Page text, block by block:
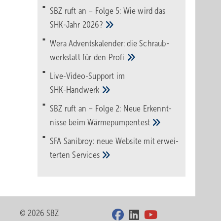
SBZ ruft an – Folge 5: Wie wird das
SHK-Jahr 2026?
Wera Adventskalender: die Schraub­
werk­statt für den Pro­fi
Live-Video-Support im
SHK-Handwerk
SBZ ruft an – Folge 2: Neue Erkennt­
nisse beimWärme­pumpen­test
SFA Sanibroy: neue Web­site mit erwei­
tertenServices
© 2026 SBZ